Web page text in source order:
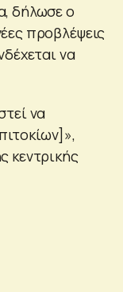
δήλωσε ο
προβλέψεις
να
να
κεντρικής